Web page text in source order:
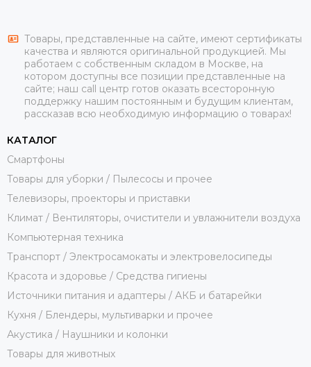
Товары, представленные на сайте, имеют сертификаты
качества и являются оригинальной продукцией. Мы
работаем с собственным складом в Москве, на
котором доступны все позиции представленные на
сайте; наш call центр готов оказать всесторонную
поддержку нашим постоянным и будущим клиентам,
рассказав всю необходимую информацию о товарах!
КАТАЛОГ
Смартфоны
Товары для уборки / Пылесосы и прочее
Телевизоры, проекторы и приставки
Климат / Вентиляторы, очистители и увлажнители воздуха
Компьютерная техника
Транспорт / Электросамокаты и электровелосипеды
Красота и здоровье / Средства гигиены
Источники питания и адаптеры / АКБ и батарейки
Кухня / Блендеры, мультиварки и прочее
Акустика / Наушники и колонки
Товары для животных